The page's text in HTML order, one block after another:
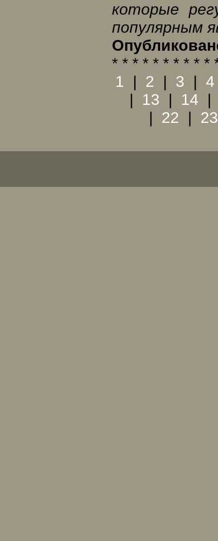
которые
популярным
* * * * * * * * * *
1 | 2 | 3 | 4
| 13 | 14
| 22 | 23